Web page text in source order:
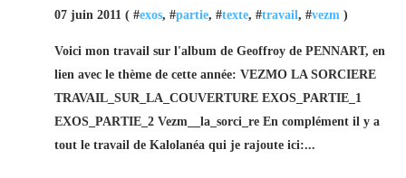
07 juin 2011 ( #exos, #partie, #texte, #travail , #vezm )
Voici mon travail sur l'album de Geoffroy de PENNART, en
lien avec le thème de cette année: VEZMO LA SORCIERE
TRAVAIL_SUR_LA_COUVERTURE EXOS_PARTIE_1
EXOS_PARTIE_2 Vezm__la_sorci_re En complément il y a
tout le travail de Kalolanéa qui je rajoute ici:...